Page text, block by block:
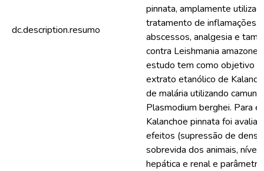
dc.description.resumo
pinnata, amplamente
tratamento de inflamações,
abscessos, analgesia e
contra Leishmania
estudo tem como objetivo
extrato etanólico de
de malária utilizando
Plasmodium berghei. Para
Kalanchoe pinnata foi
efeitos (supressão de
sobrevida dos animais,
hepática e renal e